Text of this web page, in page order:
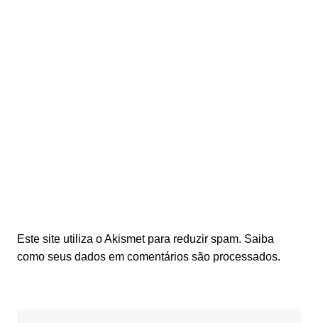
Este site utiliza o Akismet para reduzir spam. Saiba
como seus dados em comentários são processados.